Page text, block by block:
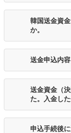
韓国送金資
か。
送金申込内
送金資金（
た。入金し
申込手続後